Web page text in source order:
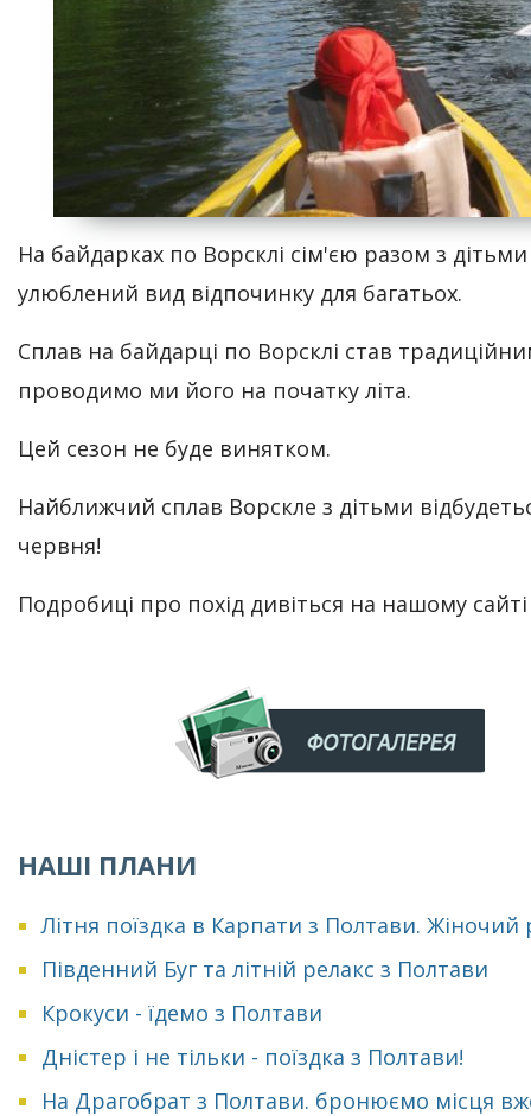
На байдарках по Ворсклі сім'єю разом з
улюблений вид відпочинку для багатьох.
Сплав на байдарці по Ворсклі став
проводимо ми його на початку літа.
Цей сезон не буде винятком.
Найближчий сплав Ворскле з дітьми
червня!
Подробиці про похід дивіться на нашому сайті
НАШІ ПЛАНИ
Літня поїздка в Карпати з Полтави. Жіночий
Південний Буг та літній релакс з Полтави
Крокуси - їдемо з Полтави
Дністер і не тільки - поїздка з Полтави!
На Драгобрат з Полтави. бронюємо місця